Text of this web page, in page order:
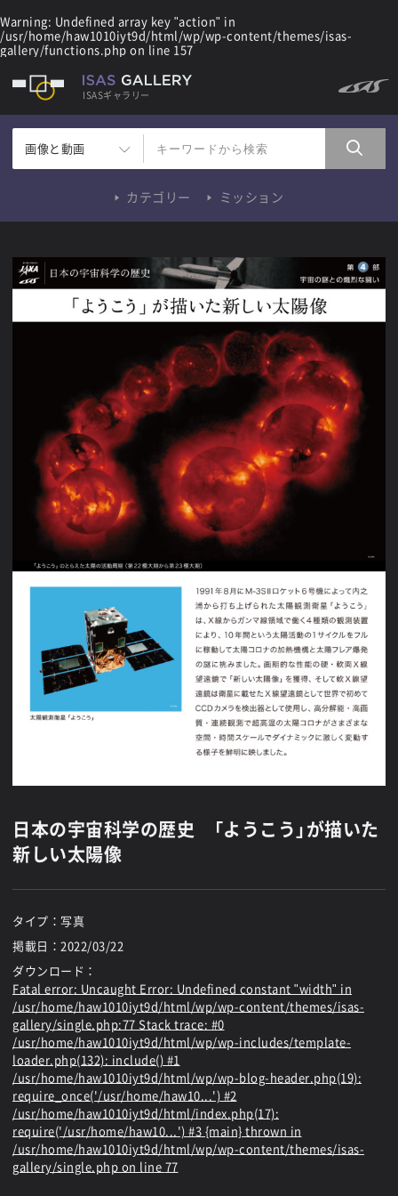
Warning: Undefined array key "action" in
/usr/home/haw1010iyt9d/html/wp/wp-content/themes/isas-
gallery/functions.php on line 157
ISASギャラリー
画像と動画
カテゴリー ミッション
日本の宇宙科学の歴史 「ようこう」が描いた
新しい太陽像
タイプ：写真
掲載日： 2022/03/22
ダウンロード：
Fatal error: Uncaught Error: Undefined constant "width" in
/usr/home/haw1010iyt9d/html/wp/wp-content/themes/isas-
gallery/single.php:77 Stack trace: #0
/usr/home/haw1010iyt9d/html/wp/wp-includes/template-
loader.php(132): include() #1
/usr/home/haw1010iyt9d/html/wp/wp-blog-header.php(19):
require_once('/usr/home/haw10...') #2
/usr/home/haw1010iyt9d/html/index.php(17):
require('/usr/home/haw10...') #3 {main} thrown in
/usr/home/haw1010iyt9d/html/wp/wp-content/themes/isas-
gallery/single.php on line 77